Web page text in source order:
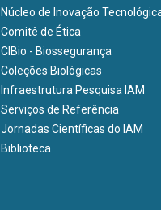
Núcleo de Inovação
Comitê de Ética
CIBio - Biossegurança
Coleções Biológicas
Infraestrutura Pesquisa IAM
Serviços de Referência
Jornadas Científicas do IAM
Biblioteca